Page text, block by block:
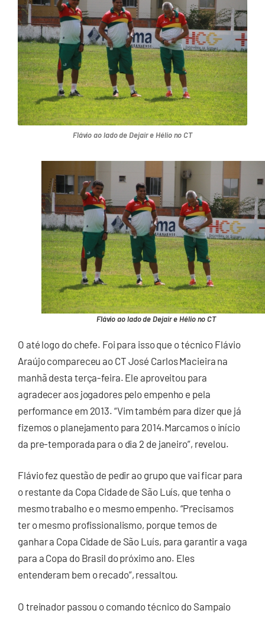
Flávio ao lado de Dejair e Hélio no CT
Flávio ao lado de Dejair e Hélio no CT
O até logo do chefe. Foi para isso que o técnico Flávio
Araújo compareceu ao CT José Carlos Macieira na
manhã desta terça-feira. Ele aproveitou para
agradecer aos jogadores pelo empenho e pela
performance em 2013. “Vim também para dizer que já
fizemos o planejamento para 2014.Marcamos o início
da pre-temporada para o dia 2 de janeiro”, revelou.
Flávio fez questão de pedir ao grupo que vai ficar para
o restante da Copa Cidade de São Luís, que tenha o
mesmo trabalho e o mesmo empenho. “Precisamos
ter o mesmo profissionalismo, porque temos de
ganhar a Copa Cidade de São Luís, para garantir a vaga
para a Copa do Brasil do próximo ano. Eles
entenderam bem o recado”, ressaltou.
O treinador passou o comando técnico do Sampaio